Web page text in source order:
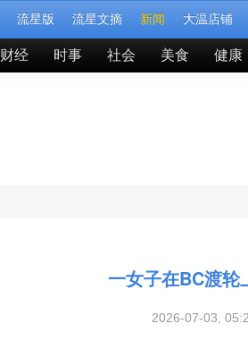
流星版 流星文摘 新闻 大温店铺
财经 时事 社会 美食 健康
一女子在BC渡轮
2026-07-03,